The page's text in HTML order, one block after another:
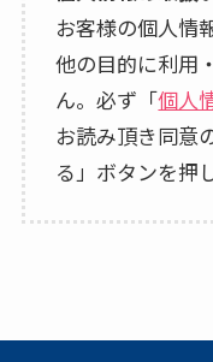
お客様の個人情
他の目的に利用
ん。必ず「個人
お読み頂き同意
る」ボタンを押